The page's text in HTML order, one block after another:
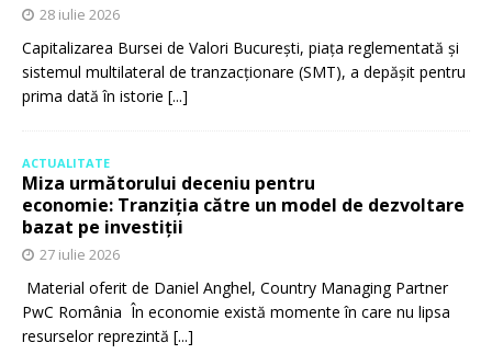
28 iulie 2026
Capitalizarea Bursei de Valori București, piața reglementată și
sistemul multilateral de tranzacționare (SMT), a depășit pentru
prima dată în istorie [...]
ACTUALITATE
Miza următorului deceniu pentru
economie: Tranziția către un model de dezvoltare
bazat pe investiții
27 iulie 2026
Material oferit de Daniel Anghel, Country Managing Partner
PwC România În economie există momente în care nu lipsa
resurselor reprezintă [...]